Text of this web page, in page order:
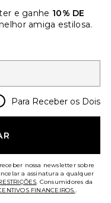
Regions
Vamos lá!
e ganhe 10% DE
amiga estilosa.
Para Receber os Dois
nossa newsletter sobre
a assinatura a qualquer
. Consumidores da
FINANCEIROS..